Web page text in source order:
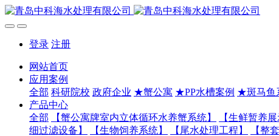
登录 注册
网站首页
应用案例
全部 科研院校 政府企业 ★蟹公寓 ★PP水槽案例 ★斑马鱼
产品中心
全部
【蟹公寓牌室内立体循环水养蟹系统】 【生鲜暂养
细过滤设备】
【生物饲养系统】 【尾水处理工程】 【整